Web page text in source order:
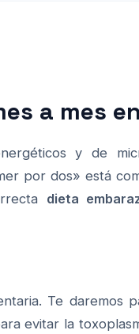
a mes
y de
por dos» está
dieta
Te daremos
evitar la